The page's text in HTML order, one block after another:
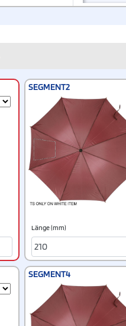
SEGMENT2
Länge (mm)
SEGMENT4